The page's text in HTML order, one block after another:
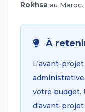
Rokhsa au Maroc.
À
L'avant-
votre budget.
d'avant-